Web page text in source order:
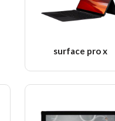
surface pro x